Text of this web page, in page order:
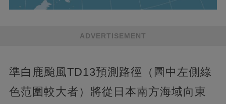
ADVERTISEMENT
準白鹿颱風TD13預測路徑（圖中左側綠
色范圍較大者）將從日本南方海域向東